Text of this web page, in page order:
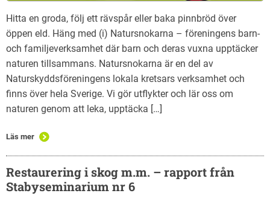
Hitta en groda, följ ett rävspår eller baka pinnbröd över
öppen eld. Häng med (i) Natursnokarna – föreningens barn-
och familjeverksamhet där barn och deras vuxna upptäcker
naturen tillsammans. Natursnokarna är en del av
Naturskyddsföreningens lokala kretsars verksamhet och
finns över hela Sverige. Vi gör utflykter och lär oss om
naturen genom att leka, upptäcka […]
Läs mer
Restaurering i skog m.m. – rapport från
Stabyseminarium nr 6